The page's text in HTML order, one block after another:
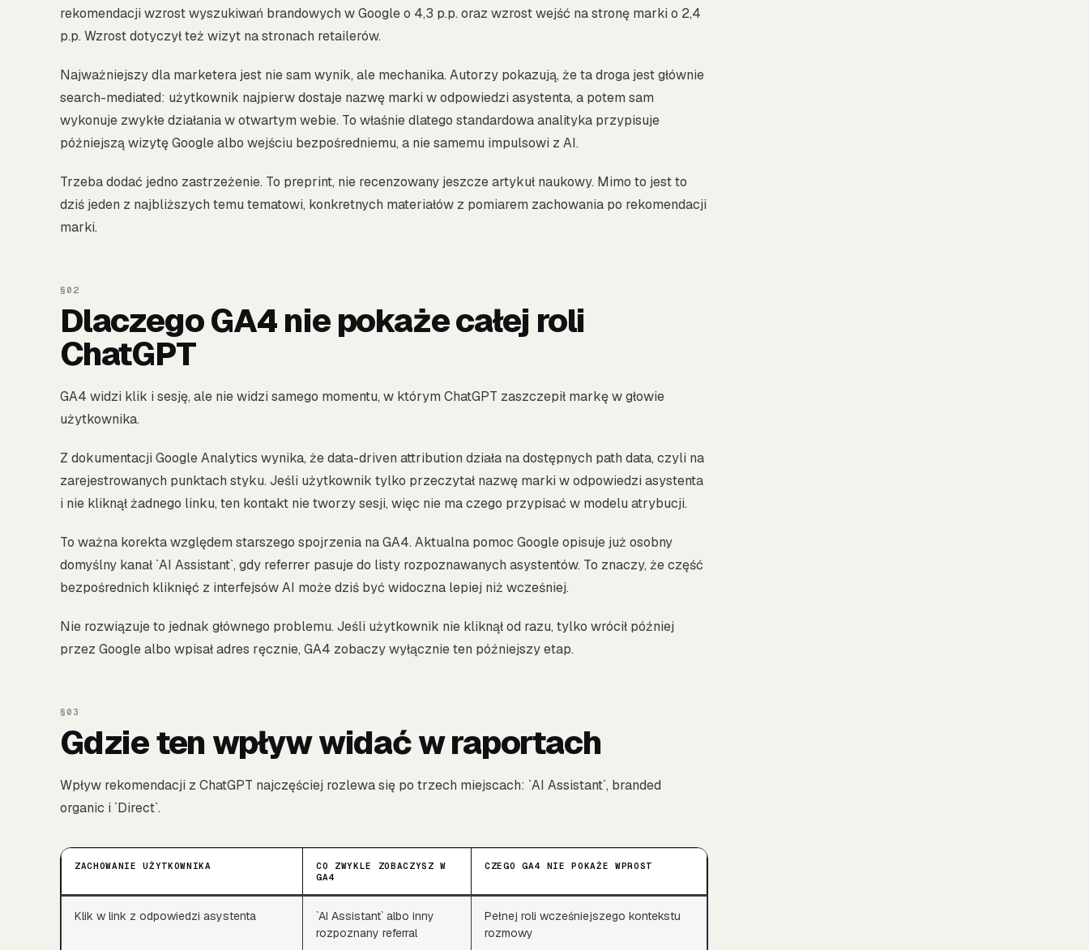
rekomendacji wzrost wyszukiwań brandowych w Google o 4,3 p.p. oraz wzrost wejść na stronę marki o 2,4
p.p. Wzrost dotyczył też wizyt na stronach retailerów.
Najważniejszy dla marketera jest nie sam wynik, ale mechanika. Autorzy pokazują, że ta droga jest głównie
search-mediated: użytkownik najpierw dostaje nazwę marki w odpowiedzi asystenta, a potem sam
wykonuje zwykłe działania w otwartym webie. To właśnie dlatego standardowa analityka przypisuje
późniejszą wizytę Google albo wejściu bezpośredniemu, a nie samemu impulsowi z AI.
Trzeba dodać jedno zastrzeżenie. To preprint, nie recenzowany jeszcze artykuł naukowy. Mimo to jest to
dziś jeden z najbliższych temu tematowi, konkretnych materiałów z pomiarem zachowania po rekomendacji
marki.
Dlaczego GA4 nie pokaże całej roli
ChatGPT
GA4 widzi klik i sesję, ale nie widzi samego momentu, w którym ChatGPT zaszczepił markę w głowie
użytkownika.
Z dokumentacji Google Analytics wynika, że data-driven attribution działa na dostępnych path data, czyli na
zarejestrowanych punktach styku. Jeśli użytkownik tylko przeczytał nazwę marki w odpowiedzi asystenta
i nie kliknął żadnego linku, ten kontakt nie tworzy sesji, więc nie ma czego przypisać w modelu atrybucji.
To ważna korekta względem starszego spojrzenia na GA4. Aktualna pomoc Google opisuje już osobny
domyślny kanał `AI Assistant`, gdy referrer pasuje do listy rozpoznawanych asystentów. To znaczy, że część
bezpośrednich kliknięć z interfejsów AI może dziś być widoczna lepiej niż wcześniej.
Nie rozwiązuje to jednak głównego problemu. Jeśli użytkownik nie kliknął od razu, tylko wrócił później
przez Google albo wpisał adres ręcznie, GA4 zobaczy wyłącznie ten późniejszy etap.
Gdzie ten wpływ widać w raportach
Wpływ rekomendacji z ChatGPT najczęściej rozlewa się po trzech miejscach: `AI Assistant`, branded
organic i `Direct`.
ZACHOWANIE UŻYTKOWNIKA
CO ZWYKLE ZOBACZYSZ W
GA4
CZEGO GA4 NIE POKAŻE WPROST
Klik w link z odpowiedzi asystenta
`AI Assistant` albo inny
rozpoznany referral
Pełnej roli wcześniejszego kontekstu
rozmowy